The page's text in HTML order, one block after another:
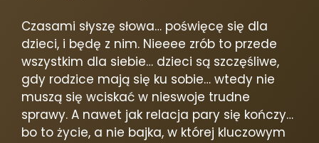
Czasami słyszę słowa… poświęcę się dla
dzieci, i będę z nim. Nieeee zrób to przede
wszystkim dla siebie… dzieci są szczęśliwe,
gdy rodzice mają się ku sobie… wtedy nie
muszą się wciskać w nieswoje trudne
sprawy. A nawet jak relacja pary się kończy…
bo to życie, a nie bajka, w której kluczowym